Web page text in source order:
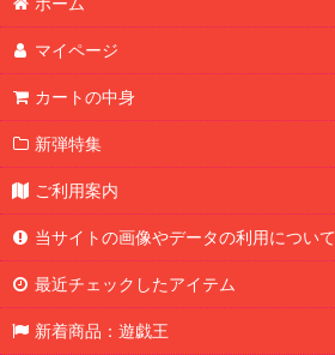
マイページ
カートの中身
新弾特集
ご利用案内
当サイトの画像やデータの利用について
最近チェックしたアイテム
新着商品：遊戯王